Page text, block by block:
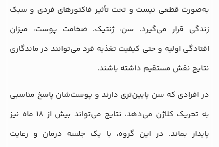
به‌صورت قطعی نیست و تحت تأثیر فاکتورهای فردی و سبک
زندگی قرار می‌گیرد. سن، ژنتیک، ضخامت پوست، میزان
افتادگی اولیه و حتی کیفیت تغذیه فرد می‌توانند در ماندگاری
نتایج نقش مستقیم داشته باشند.
در افرادی که سن پایین‌تری دارند و پوست‌شان پاسخ مناسبی
به تحریک کلاژن می‌دهد، نتایج می‌تواند بیش از ۱۸ ماه نیز
پایدار بماند. در این گروه، با یک جلسه درمان و رعایت